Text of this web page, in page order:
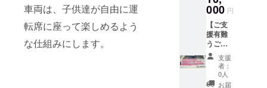
車両は、子供達が自由に運
転席に座って楽しめるよう
な仕組みにします。
から決
済 クー
ポンの
有効期
限：お
店が継
続する
限り
てクー
ポン
コード
が記載
された
カード
を発送
使用方
ン使用
可能場
所：
JEREV
公式オ
ンライ
ショッ
プ
て】 写
真のダ
イヤモ
ンドは
参考画
像で
す。 実
際のサ
イズは
トアに
て使用
して頂
けます
500OFF
クーポ
ン 上記
2点を、
ご登録
000 円
【ご支
援有難
うござ
いま
す】 ・
天然ダ
イヤモ
支援
者：
0人
お届